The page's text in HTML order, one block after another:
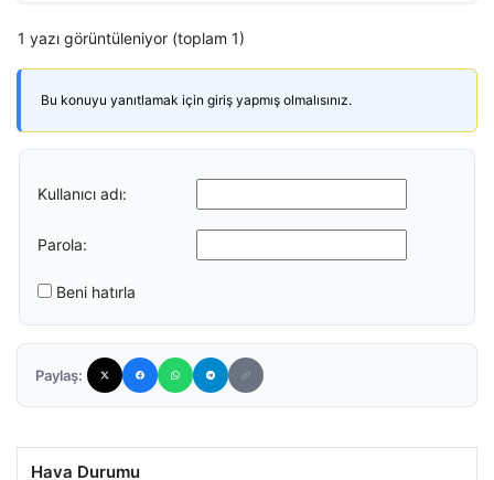
1 yazı görüntüleniyor (toplam 1)
Bu konuyu yanıtlamak için giriş yapmış olmalısınız.
Kullanıcı adı:
Parola:
Beni hatırla
Paylaş:
Hava Durumu